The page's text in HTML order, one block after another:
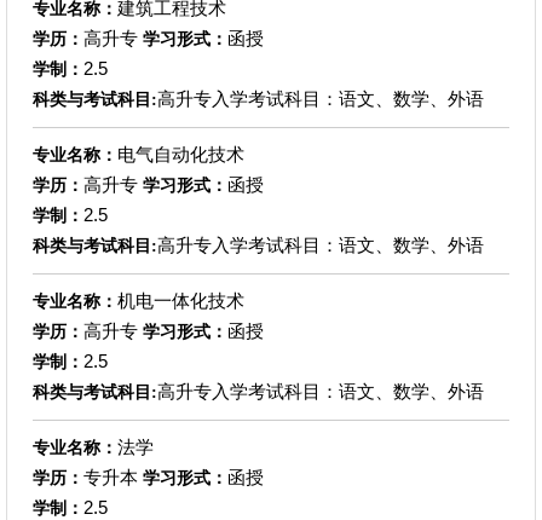
专业名称： 建筑工程技术
学历： 高升专 学习形式： 函授
学制： 2.5
科类与考试科目:高升专入学考试科目：语文、数学、外语
专业名称： 电气自动化技术
学历： 高升专 学习形式： 函授
学制： 2.5
科类与考试科目:高升专入学考试科目：语文、数学、外语
专业名称： 机电一体化技术
学历： 高升专 学习形式： 函授
学制： 2.5
科类与考试科目:高升专入学考试科目：语文、数学、外语
专业名称： 法学
学历： 专升本 学习形式： 函授
学制： 2.5